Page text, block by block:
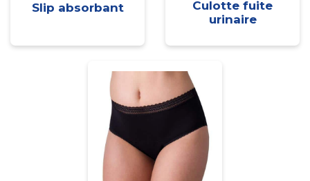
Slip absorbant
Culotte fuite
urinaire